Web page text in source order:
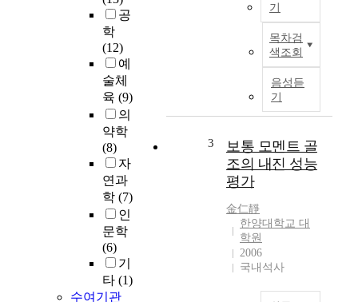
공
학
(12)
예
술체
육 (9)
의
약학
(8)
자
연과
학 (7)
인
문학
(6)
기
타 (1)
수여기관
기
목차검
색조회
음성듣
기
3
보통 모멘트 골
조의 내진 성능
평가
金仁靜
한양대학교 대
학원
2006
국내석사